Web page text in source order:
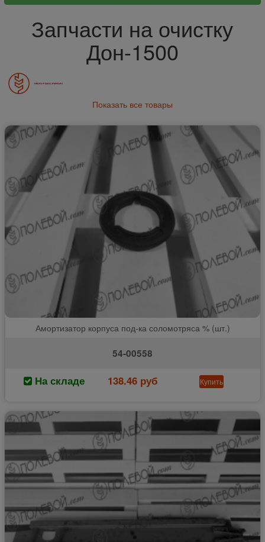
Запчасти на очистку
Дон-1500
Показать все товары
Амортизатор корпуса под-ка соломотряса % (шт.)
54-00558
На складе 138.46 руб Купить